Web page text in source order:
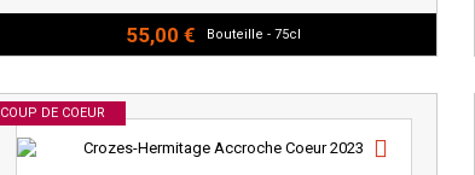
55,00 € Bouteille - 75cl
COUP DE COEUR